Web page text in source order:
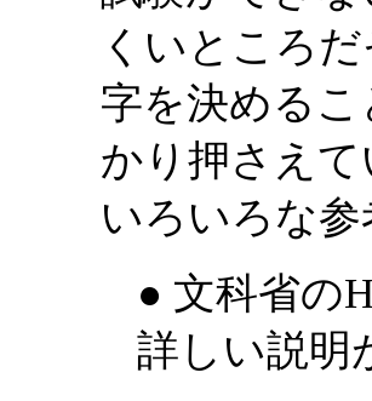
くいところ
字を決める
かり押さえ
いろいろな
● 文科省の
詳しい説明